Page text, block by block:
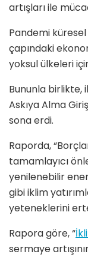
artışları ile
Pandemi
çapındaki
yoksul ülkeleri
Bununla birlikte,
Askıya Alma
sona erdi.
Raporda,
tamamlayıcı
yenilenebilir
gibi iklim
yeteneklerini
Rapora göre, “
sermaye